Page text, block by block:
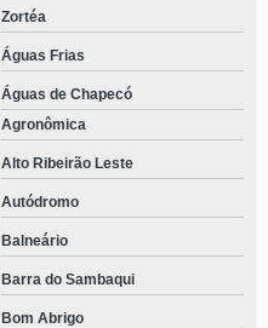
Zortéa
Águas Frias
Águas de Chapecó
Agronômica
Alto Ribeirão Leste
Autódromo
Balneário
Barra do Sambaqui
Bom Abrigo